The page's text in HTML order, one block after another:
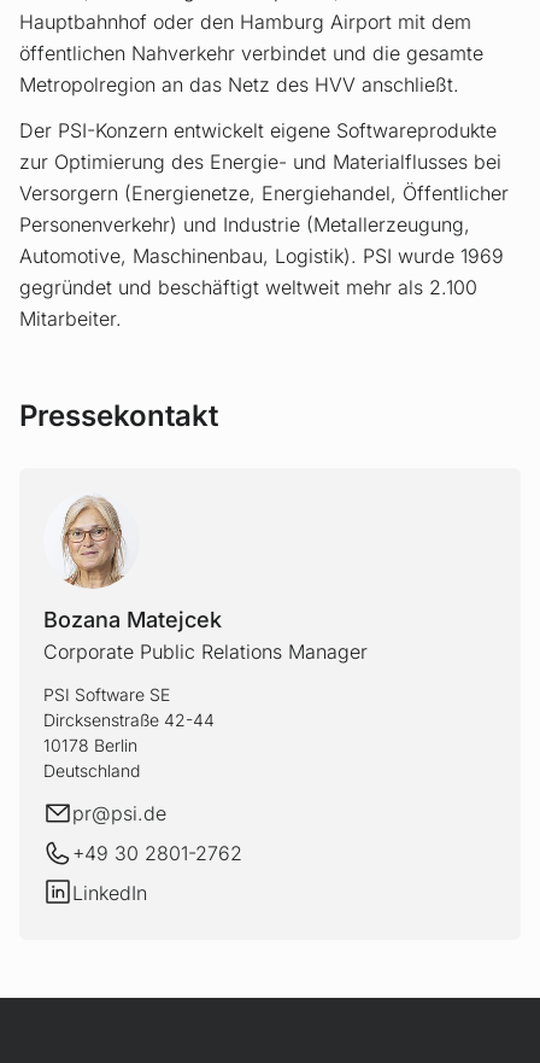
Hauptbahnhof oder den Hamburg Airport mit dem
öffentlichen Nahverkehr verbindet und die gesamte
Metropolregion an das Netz des HVV anschließt.
Der PSI-Konzern entwickelt eigene Softwareprodukte
zur Optimierung des Energie- und Materialflusses bei
Versorgern (Energienetze, Energiehandel, Öffentlicher
Personenverkehr) und Industrie (Metallerzeugung,
Automotive, Maschinenbau, Logistik). PSI wurde 1969
gegründet und beschäftigt weltweit mehr als 2.100
Mitarbeiter.
Pressekontakt
BOZAN
Bozana Matejcek
Corporate Public Relations Manager
PSI Software SE
Dircksenstraße 42-44
10178 Berlin
Deutschland
E-Mail
pr@psi.de
+49 30 2801-2762
LinkedIn
LinkedIn